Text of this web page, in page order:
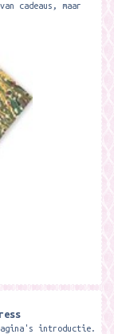
cadeaus, maar
introductie.